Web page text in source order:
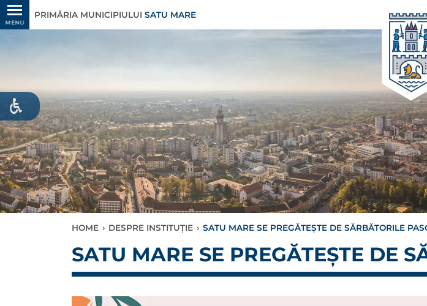
MENU
PRIMĂRIA MUNICIPIULUI SATU MARE
HOME › DESPRE INSTITUȚIE › SATU MARE SE PREGĂTEȘTE DE SĂRBĂTORILE
SATU MARE SE PREGĂTEȘTE DE